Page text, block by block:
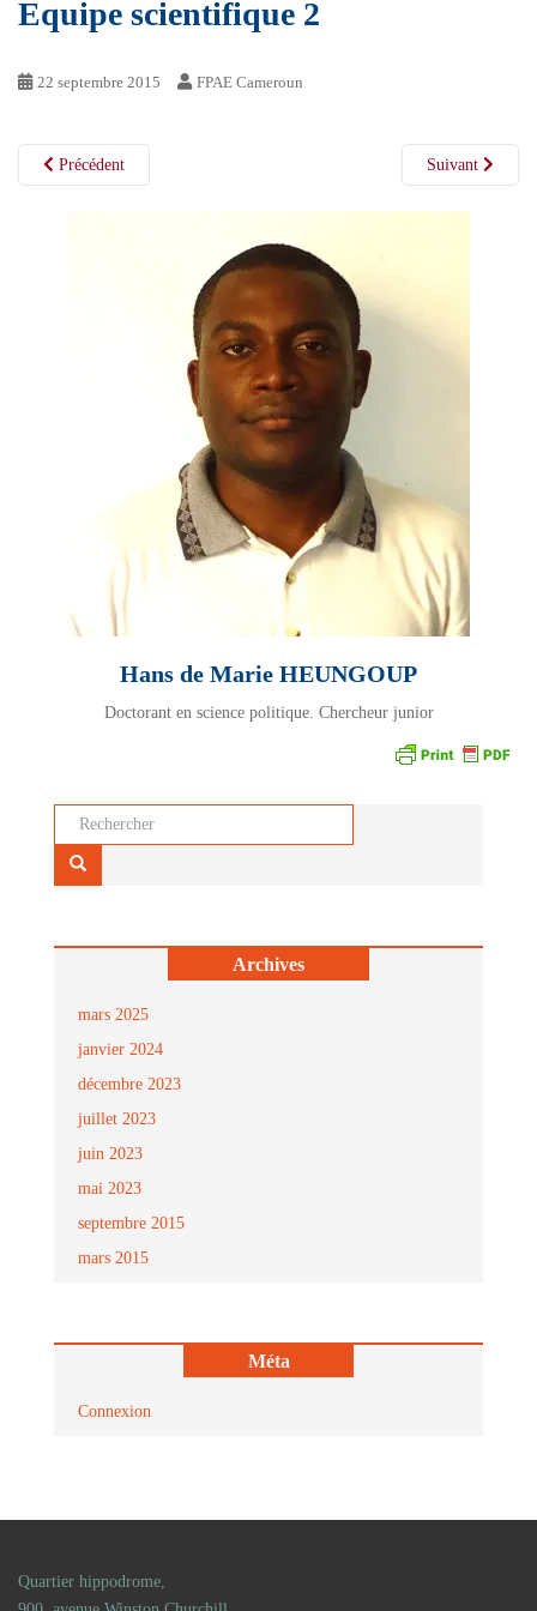
Equipe scientifique 2
22 septembre 2015 FPAE Cameroun
Précédent Suivant
Hans de Marie HEUNGOUP
Doctorant en science politique. Chercheur junior
Archives
mars 2025
janvier 2024
décembre 2023
juillet 2023
juin 2023
mai 2023
septembre 2015
mars 2015
Méta
Connexion
Quartier hippodrome,